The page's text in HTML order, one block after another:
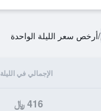
/أرخص سعر الليلة الواحدة
الإجمالي في الليلة
416 ﷼